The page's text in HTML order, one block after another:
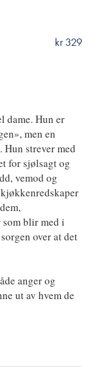
kr 329
dame. Hun er
men en
Hun strever med
for sjølsagt og
vemod og
som blir med i
over at det
anger og
ut av hvem de